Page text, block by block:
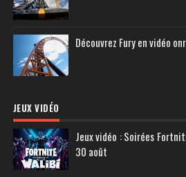
Découvrez Fury en vidéo
JEUX VIDÉO
Jeux vidéo : Soirées
30 août